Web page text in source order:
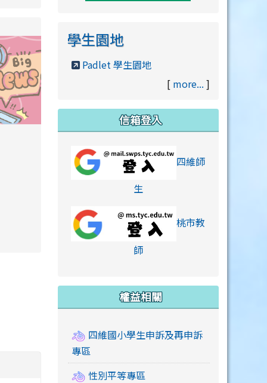
xiaohongshu.html
xiaohongshu.html
學生園地
Padlet 學生園地
[ more... ]
信箱登入
四維師
生link to https://
桃市教
師link to https://
權益相關
四維國小學生申訴及再申訴
專區
性別平等專區